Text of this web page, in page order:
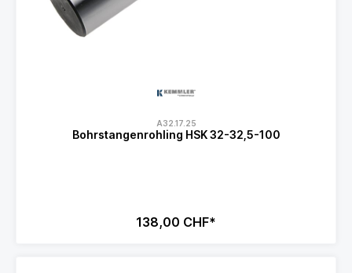
A32.17.25
Bohrstangenrohling HSK 32-32,5-100
138,00 CHF*